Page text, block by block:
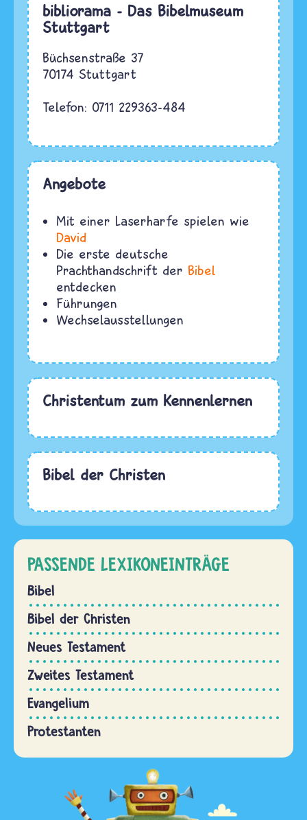
bibliorama - Das Bibelmuseum
Stuttgart
Büchsenstraße 37
70174 Stuttgart
Telefon: 0711 229363-484
Angebote
Mit einer Laserharfe spielen wie
David
Die erste deutsche
Prachthandschrift der Bibel
entdecken
Führungen
Wechselausstellungen
Christentum zum Kennenlernen
Bibel der Christen
PASSENDE LEXIKONEINTRÄGE
Bibel
Bibel der Christen
Neues Testament
Zweites Testament
Evangelium
Protestanten